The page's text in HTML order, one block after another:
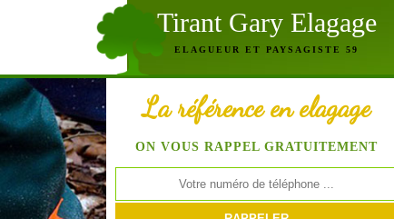
Tirant Gary Elagage
ELAGUEUR ET PAYSAGISTE 59
La référence en elagage
ON VOUS RAPPEL GRATUITEMENT